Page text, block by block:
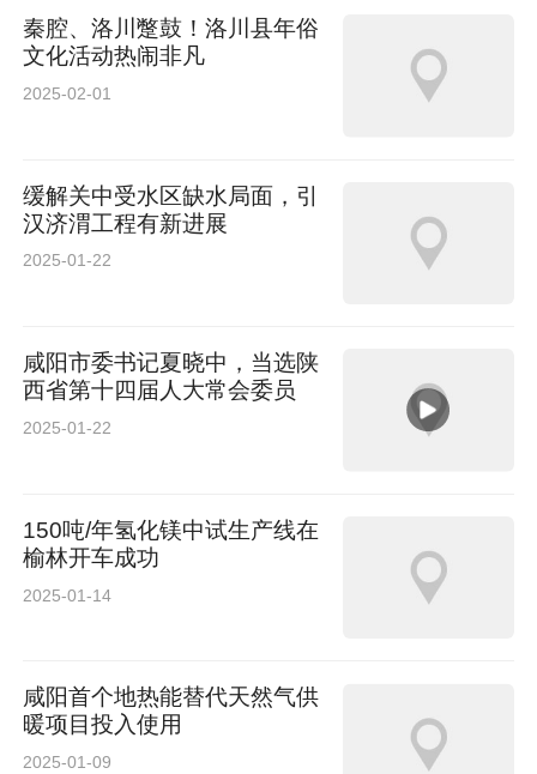
秦腔、洛川蹩鼓！洛川县年俗
文化活动热闹非凡
2025-02-01
缓解关中受水区缺水局面，引
汉济渭工程有新进展
2025-01-22
咸阳市委书记夏晓中，当选陕
西省第十四届人大常会委员
2025-01-22
150吨/年氢化镁中试生产线在
榆林开车成功
2025-01-14
咸阳首个地热能替代天然气供
暖项目投入使用
2025-01-09